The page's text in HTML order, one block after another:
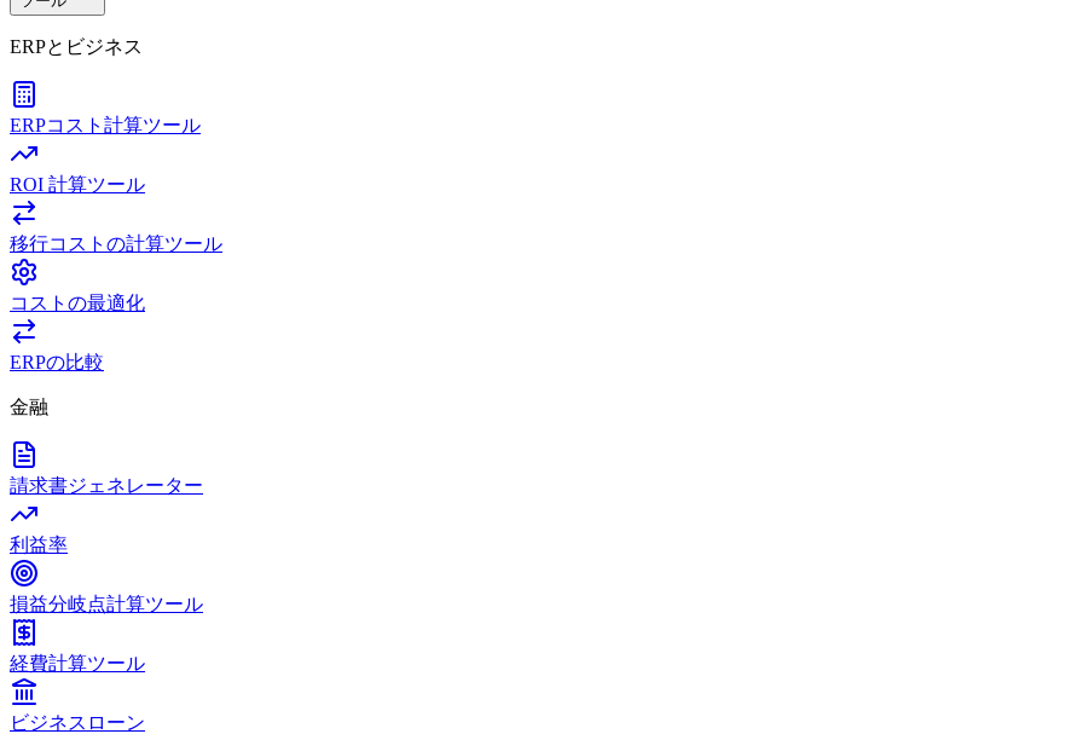
ERPとビジネス
ERPコスト計算ツール
ROI 計算ツール
移行コストの計算ツール
コストの最適化
ERPの比較
金融
請求書ジェネレーター
利益率
損益分岐点計算ツール
経費計算ツール
ビジネスローン